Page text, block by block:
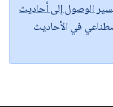
الوصول إلى أحاديث
في الأحاديث